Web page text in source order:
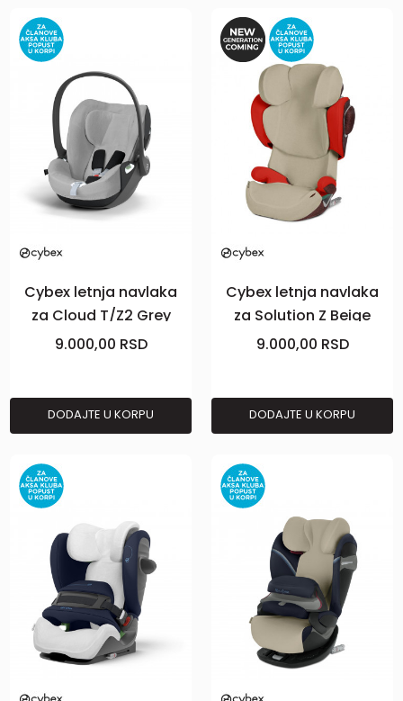
Cybex letnja navlaka
za Cloud T/Z2 Grey
9.000,00 RSD
DODAJTE U KORPU
Cybex letnja navlaka
za Solution Z Beige
9.000,00 RSD
DODAJTE U KORPU